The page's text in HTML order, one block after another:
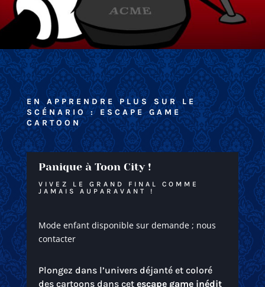
EN APPRENDRE PLUS SUR LE
SCÉNARIO : ESCAPE GAME
CARTOON
Panique à Toon City !
VIVEZ LE GRAND FINAL COMME
JAMAIS AUPARAVANT !
Mode enfant disponible sur demande ; nous
contacter
Plongez dans l’univers déjanté et coloré
des cartoons dans cet escape game inédit